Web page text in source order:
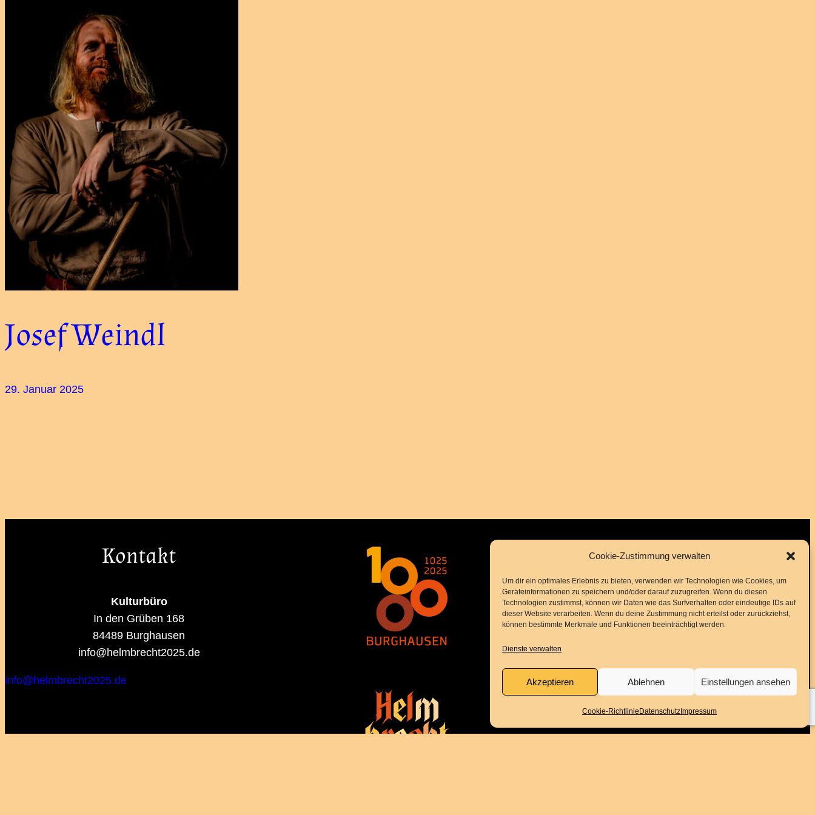
Cookie-Zustimmung verwalten
Um dir ein optimales Erlebnis zu bieten, verwenden wir Technologien wie Cookies, um
Geräteinformationen zu speichern und/oder darauf zuzugreifen. Wenn du diesen
Technologien zustimmst, können wir Daten wie das Surfverhalten oder eindeutige IDs auf
dieser Website verarbeiten. Wenn du deine Zustimmung nicht erteilst oder zurückziehst,
können bestimmte Merkmale und Funktionen beeinträchtigt werden.
Dienste verwalten
Akzeptieren Ablehnen Einstellungen ansehen
Cookie-Richtlinie DatenschutzImpressum
Josef Weindl
29. Januar 2025
Kontakt
Kulturbüro
In den Grüben 168
84489 Burghausen
info@helmbrecht2025.de
info@helmbrecht2025.de
Folge uns
InstagramFacebook YouTube
Downloads